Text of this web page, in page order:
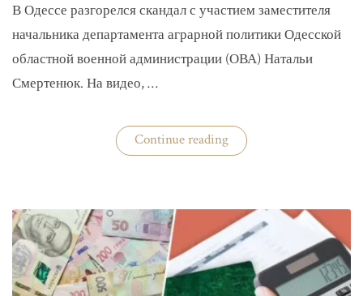
В Одессе разгорелся скандал с участием заместителя
начальника департамента аграрной политики Одесской
областной военной администрации (ОВА) Натальи
Смертенюк. На видео, …
Continue reading«Одесская
чиновница